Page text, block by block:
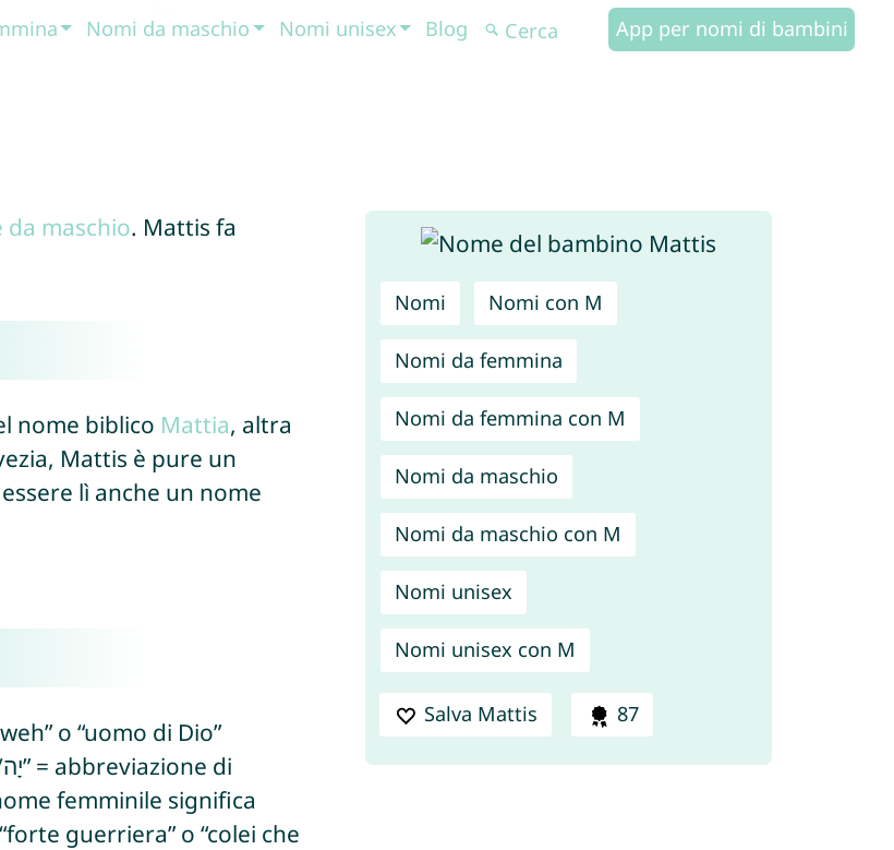
Nomi da maschio Nomi unisex Blog App per nomi di bambini
Nomi Nomi con M
Nomi da femmina
Nomi da femmina con M
Nomi da maschio
Nomi da maschio con M
Nomi unisex
Nomi unisex con M
Salva Mattis 87
da maschio. Mattis fa
nome biblico Mattia, altra
Mattis è pure un
lì anche un nome
o “uomo di Dio”
femminile significa
guerriera” o “colei che